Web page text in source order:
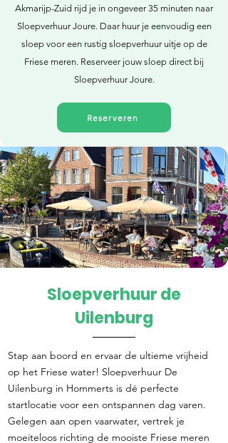
Akmarijp-Zuid rijd je in ongeveer 35 minuten naar
Sloepverhuur Joure. Daar huur je eenvoudig een
sloep voor een rustig sloepverhuur uitje op de
Friese meren. Reserveer jouw sloep direct bij
Sloepverhuur Joure.
Reserveren
Direct reserveren
Sloepverhuur de
Uilenburg
Stap aan boord en ervaar de ultieme vrijheid
op het Friese water! Sloepverhuur De
Uilenburg in Hommerts is dé perfecte
startlocatie voor een ontspannen dag varen.
Gelegen aan open vaarwater, vertrek je
moeiteloos richting de mooiste Friese meren